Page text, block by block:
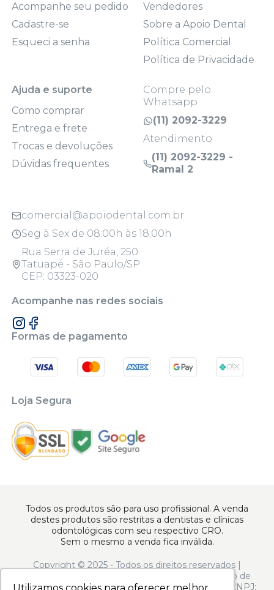
Acompanhe seu pedido
Cadastre-se
Esqueci a senha
Vendedores
Sobre a Apoio Dental
Política Comercial
Política de Privacidade
Ajuda e suporte
Como comprar
Entrega e frete
Trocas e devoluções
Dúvidas frequentes
Compre pelo
Whatsapp
(11) 2092-3229
Atendimento
(11) 2092-3229 -
Ramal 2
comercial@apoiodental.com.br
Seg à Sex de 08:00h às 18:00h
Rua Serra de Juréa, 250
Tatuapé - São Paulo/SP
CEP: 03323-020
Acompanhe nas redes sociais
Formas de pagamento
Loja Segura
Todos os produtos são para uso profissional. A venda
destes produtos são restritas a dentistas e clínicas
odontológicas com seu respectivo CRO.
Sem o mesmo a venda fica inválida.
Copyright © 2025 - Todos os direitos reservados |
www.apoiodental.com.br | Apoio Dental Comércio de
Produtos e Equipamentos Odontológicos LTDA | CNPJ: